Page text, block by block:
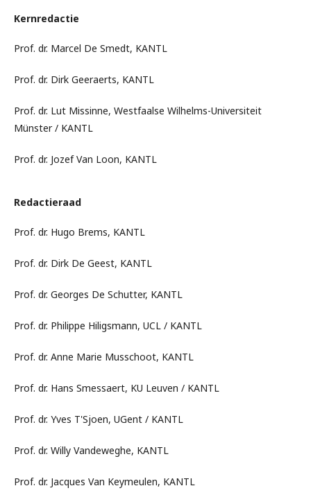
Kernredactie
Prof. dr. Marcel De Smedt, KANTL
Prof. dr. Dirk Geeraerts, KANTL
Prof. dr. Lut Missinne, Westfaalse Wilhelms-Universiteit
Münster / KANTL
Prof. dr. Jozef Van Loon, KANTL
Redactieraad
Prof. dr. Hugo Brems, KANTL
Prof. dr. Dirk De Geest, KANTL
Prof. dr. Georges De Schutter, KANTL
Prof. dr. Philippe Hiligsmann, UCL / KANTL
Prof. dr. Anne Marie Musschoot, KANTL
Prof. dr. Hans Smessaert, KU Leuven / KANTL
Prof. dr. Yves T'Sjoen, UGent / KANTL
Prof. dr. Willy Vandeweghe, KANTL
Prof. dr. Jacques Van Keymeulen, KANTL